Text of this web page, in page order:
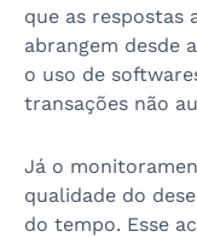
que as respostas
abrangem desde
o uso de
transações não
Já o
qualidade do
do tempo. Esse